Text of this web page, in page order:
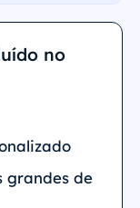
no
grandes de